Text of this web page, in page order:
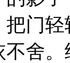
门轻
。